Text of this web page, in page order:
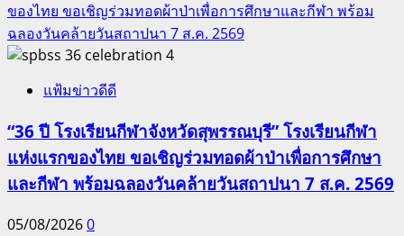
ของไทย ขอเชิญร่วมทอดผ้าป่าเพื่อการศึกษาและกีฬา พร้อม
ฉลองวันคล้ายวันสถาปนา 7 ส.ค. 2569
4
แฟ้มข่าวดีดี
“36 ปี โรงเรียนกีฬาจังหวัดสุพรรณบุรี” โรงเรียนกีฬา
แห่งแรกของไทย ขอเชิญร่วมทอดผ้าป่าเพื่อการศึกษา
และกีฬา พร้อมฉลองวันคล้ายวันสถาปนา 7 ส.ค. 2569
05/08/20260